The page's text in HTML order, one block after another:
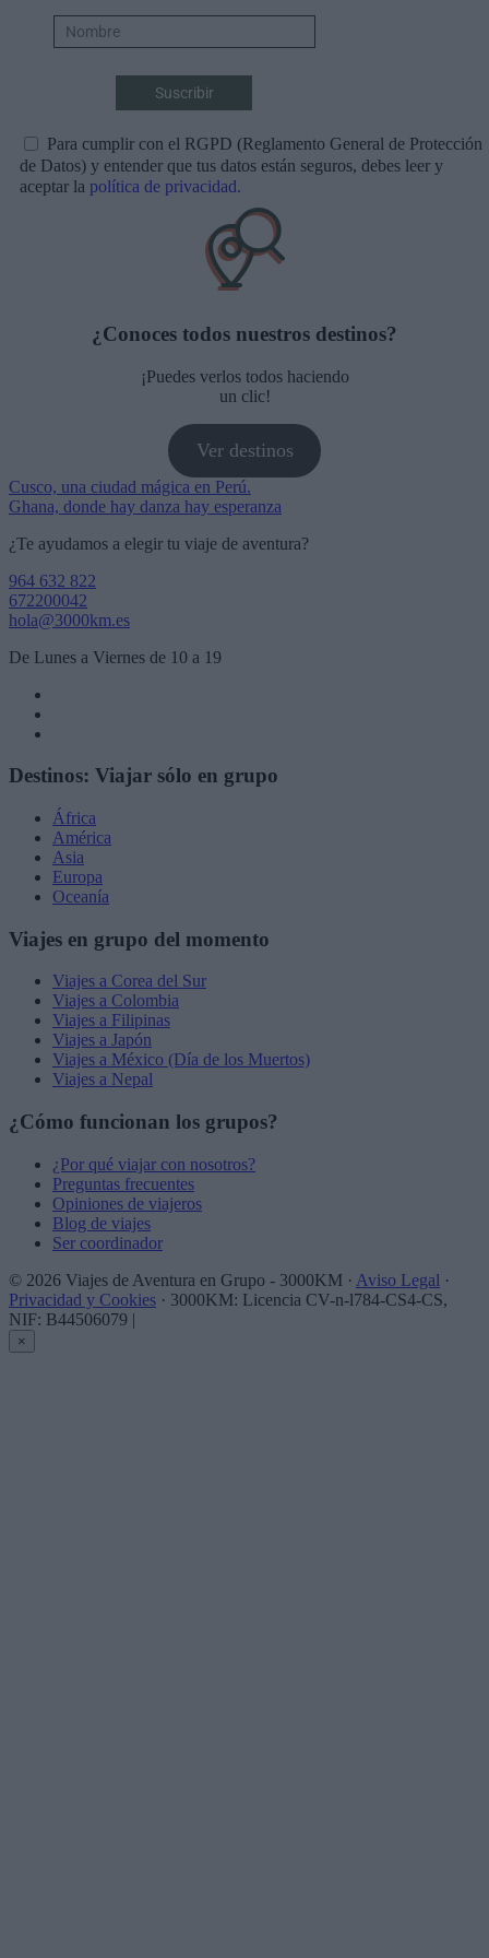
Para cumplir con el RGPD (Reglamento General de Protección
de Datos) y entender que tus datos están seguros, debes leer y
aceptar la política de privacidad.
¿Conoces todos nuestros destinos?
¡Puedes verlos todos haciendo
un clic!
Ver destinos
Navegación
de
entradas
Cusco, una ciudad mágica en Perú.
Ghana, donde hay danza hay esperanza
¿Te ayudamos a elegir tu viaje de aventura?
964 632 822
672200042
hola@3000km.es
De Lunes a Viernes de 10 a 19
Destinos: Viajar sólo en grupo
África
América
Asia
Europa
Oceanía
Viajes en grupo del momento
Viajes a Corea del Sur
Viajes a Colombia
Viajes a Filipinas
Viajes a Japón
Viajes a México (Día de los Muertos)
Viajes a Nepal
¿Cómo funcionan los grupos?
¿Por qué viajar con nosotros?
Preguntas frecuentes
Opiniones de viajeros
Blog de viajes
Ser coordinador
© 2026 Viajes de Aventura en Grupo - 3000KM · Aviso Legal ·
Privacidad y Cookies · 3000KM: Licencia CV-n-l784-CS4-CS,
NIF: B44506079 |
×